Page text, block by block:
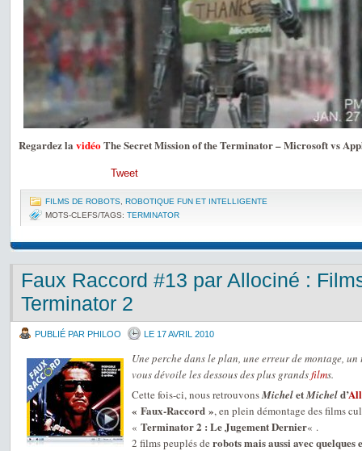
Regardez la vidéoThe Secret Mission of the Terminator – Microsoft vs
Tweet
FILMS DE ROBOTS ROBOTIQUE FUN ET INTELLIGENTE
MOTS-CLEFS/TAGS: TERMINATOR
Faux Raccord #13 par Allociné :
Terminator 2
PUBLIÉ PAR PHILOO LE 17 AVRIL 2010
Une perche dans le plan, une erreur de montage,
vous dévoile les dessous des plus grandsfilms.
Cette fois-ci, nous retrouvonsMicheletMicheld’
« Faux-Raccord », en plein démontage des films
« Terminator 2 : Le Jugement Dernier« .
2 films peuplés de robots mais aussi avec quelques